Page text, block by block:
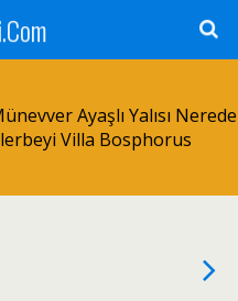
Ayaşlı Yalısı Nerede
Villa Bosphorus